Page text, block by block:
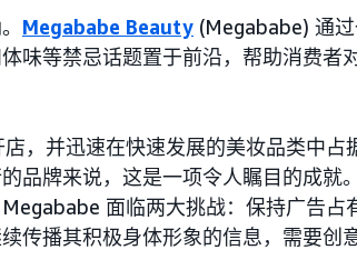
Megababe Beauty (Megababe) 通
味等禁忌话题置于前沿，帮助消费者
，并迅速在快速发展的美妆品类中
品牌来说，这是一项令人瞩目的成就
面临两大挑战：保持广告占
传播其积极身体形象的信息，需要创